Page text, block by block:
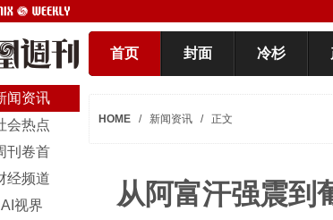
首页 封面 冷杉
闻资讯
会热点
刊卷首
经频道
AI视界
HOME / 新闻资讯 / 正文
从阿富汗强震到